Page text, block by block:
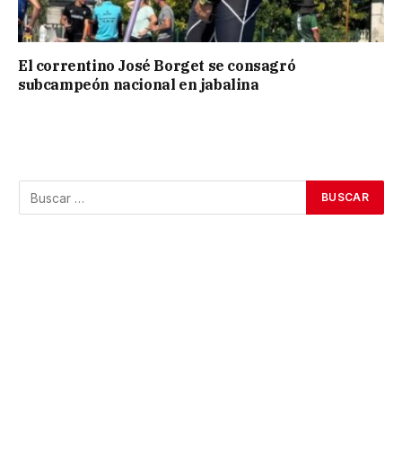
El correntino José Borget se consagró
subcampeón nacional en jabalina